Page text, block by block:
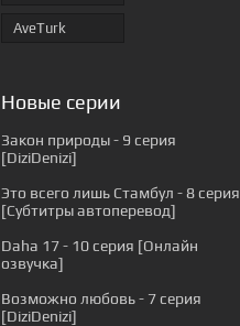
AveTurk
Новые серии
Закон природы- 9 серия
[DiziDenizi]
Это всего лишь Стамбул - 8 серия
[Субтитры автоперевод]
Daha 17- 10 серия [Онлайн
озвучка]
Возможно любовь- 7 серия
[DiziDenizi]